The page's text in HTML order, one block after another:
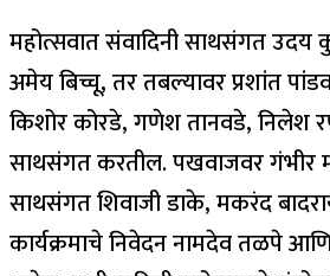
महोत्सवात संवादिनी साथसंगत उदय
अमेय बिच्चू, तर तबल्यावर प्रशांत
किशोर कोरडे, गणेश तानवडे, निलेश
साथसंगत करतील. पखवाजवर गंभीर
साथसंगत शिवाजी डाके, मकरंद
कार्यक्रमाचे निवेदन नामदेव तळपे